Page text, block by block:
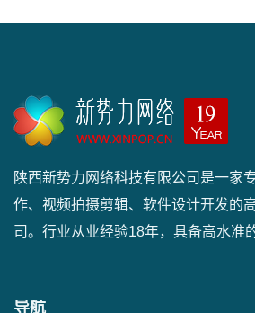
陕西新势力网络科技有限公司是一家
作、视频拍摄剪辑、软件设计开发的
司。行业从业经验18年，具备高水准
导航